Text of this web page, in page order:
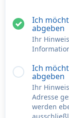
Ich
abgeben
Ihr
Ich
abgeben
Ihr
Adresse
werden